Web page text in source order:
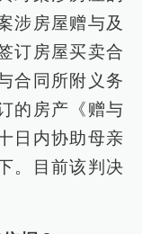
涉房屋赠与及
订房屋买卖合
合同所附义务
的房产《赠与
日内协助母亲
。目前该判决